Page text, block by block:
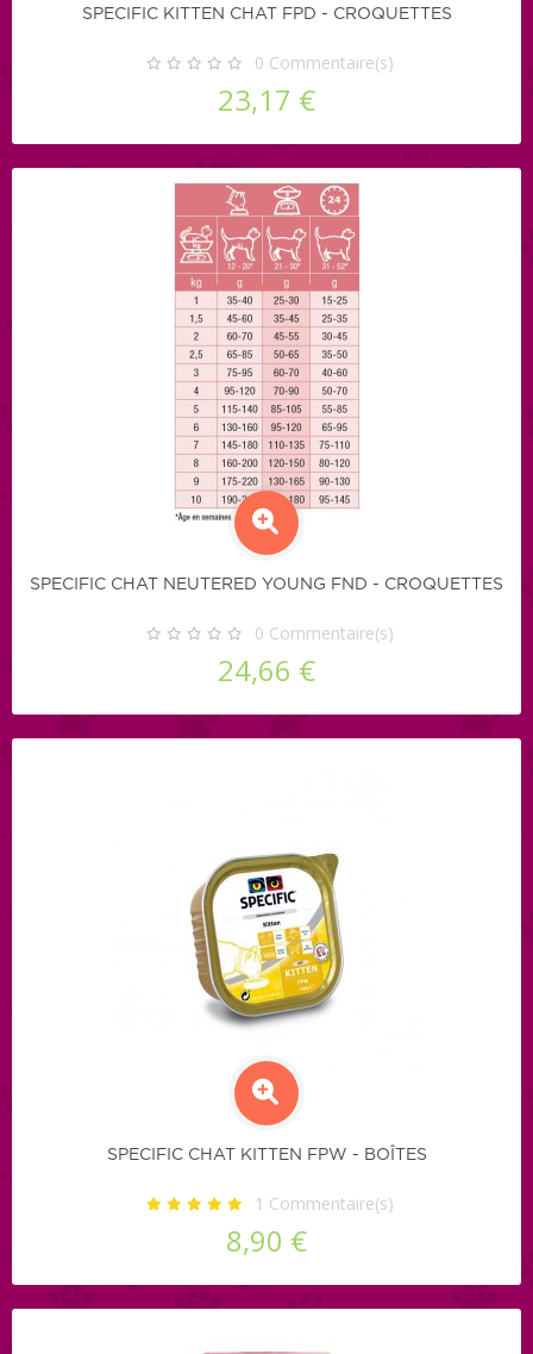
SPECIFIC KITTEN CHAT FPD - CROQUETTES
0 Commentaire(s)
23,17 €
SPECIFIC CHAT NEUTERED YOUNG FND - CROQUETTES
0 Commentaire(s)
24,66 €
SPECIFIC CHAT KITTEN FPW - BOÎTES
1 Commentaire(s)
8,90 €